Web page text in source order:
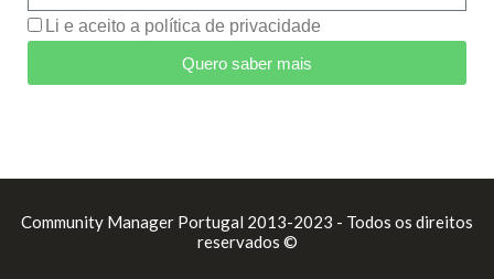
Li e aceito a política de privacidade
Quero saber mais
Community Manager Portugal 2013-2023 - Todos os direitos
reservados ©